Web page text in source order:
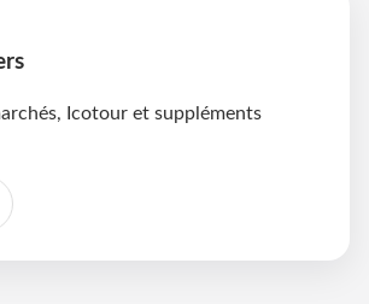
Icotour et suppléments